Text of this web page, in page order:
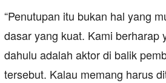
“Penutupan itu bukan hal yang
dasar yang kuat. Kami berharap
dahulu adalah aktor di balik
tersebut. Kalau memang harus